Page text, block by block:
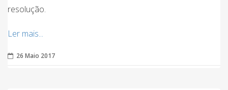
resolução.
Ler mais...
26 Maio 2017